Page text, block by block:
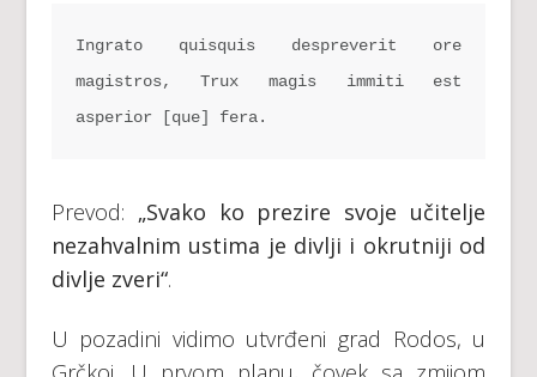
Ingrato quisquis despreverit ore
magistros, Trux magis immiti est
asperior [que] fera.
Prevod: „Svako ko prezire svoje učitelje
nezahvalnim ustima je divlji i okrutniji od
divlje zveri“.
U pozadini vidimo utvrđeni grad Rodos, u